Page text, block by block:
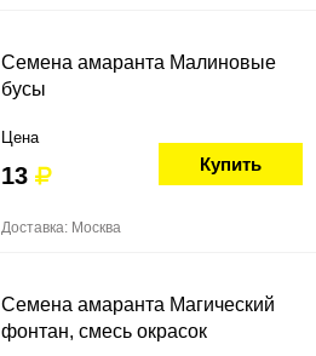
Семена амаранта Малиновые
бусы
Цена
13 Купить
Доставка: Москва
Семена амаранта Магический
фонтан, смесь окрасок